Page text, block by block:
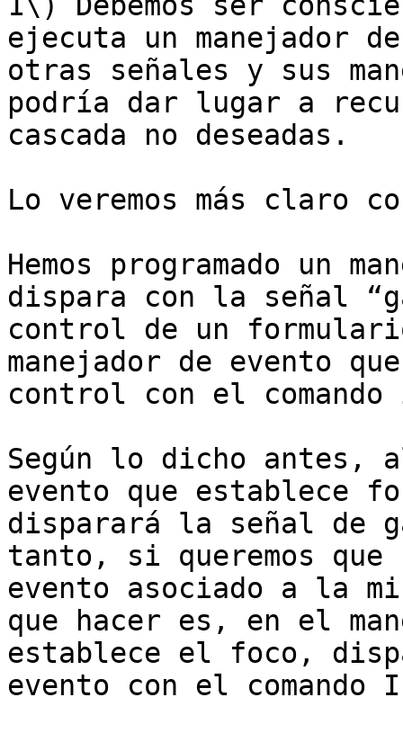
ejecuta un manejador
otras señales y sus
podría dar lugar a
cascada no deseadas.
Lo veremos más claro
Hemos programado un
dispara con la señal
control de un
manejador de evento
control con el
Según lo dicho antes,
evento que establece
disparará la señal de
tanto, si queremos que
evento asociado a la
que hacer es, en el
establece el foco,
evento con el